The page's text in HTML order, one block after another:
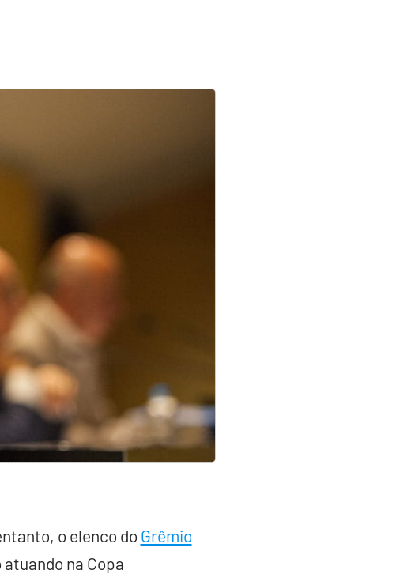
o elenco do Grêmio
na Copa